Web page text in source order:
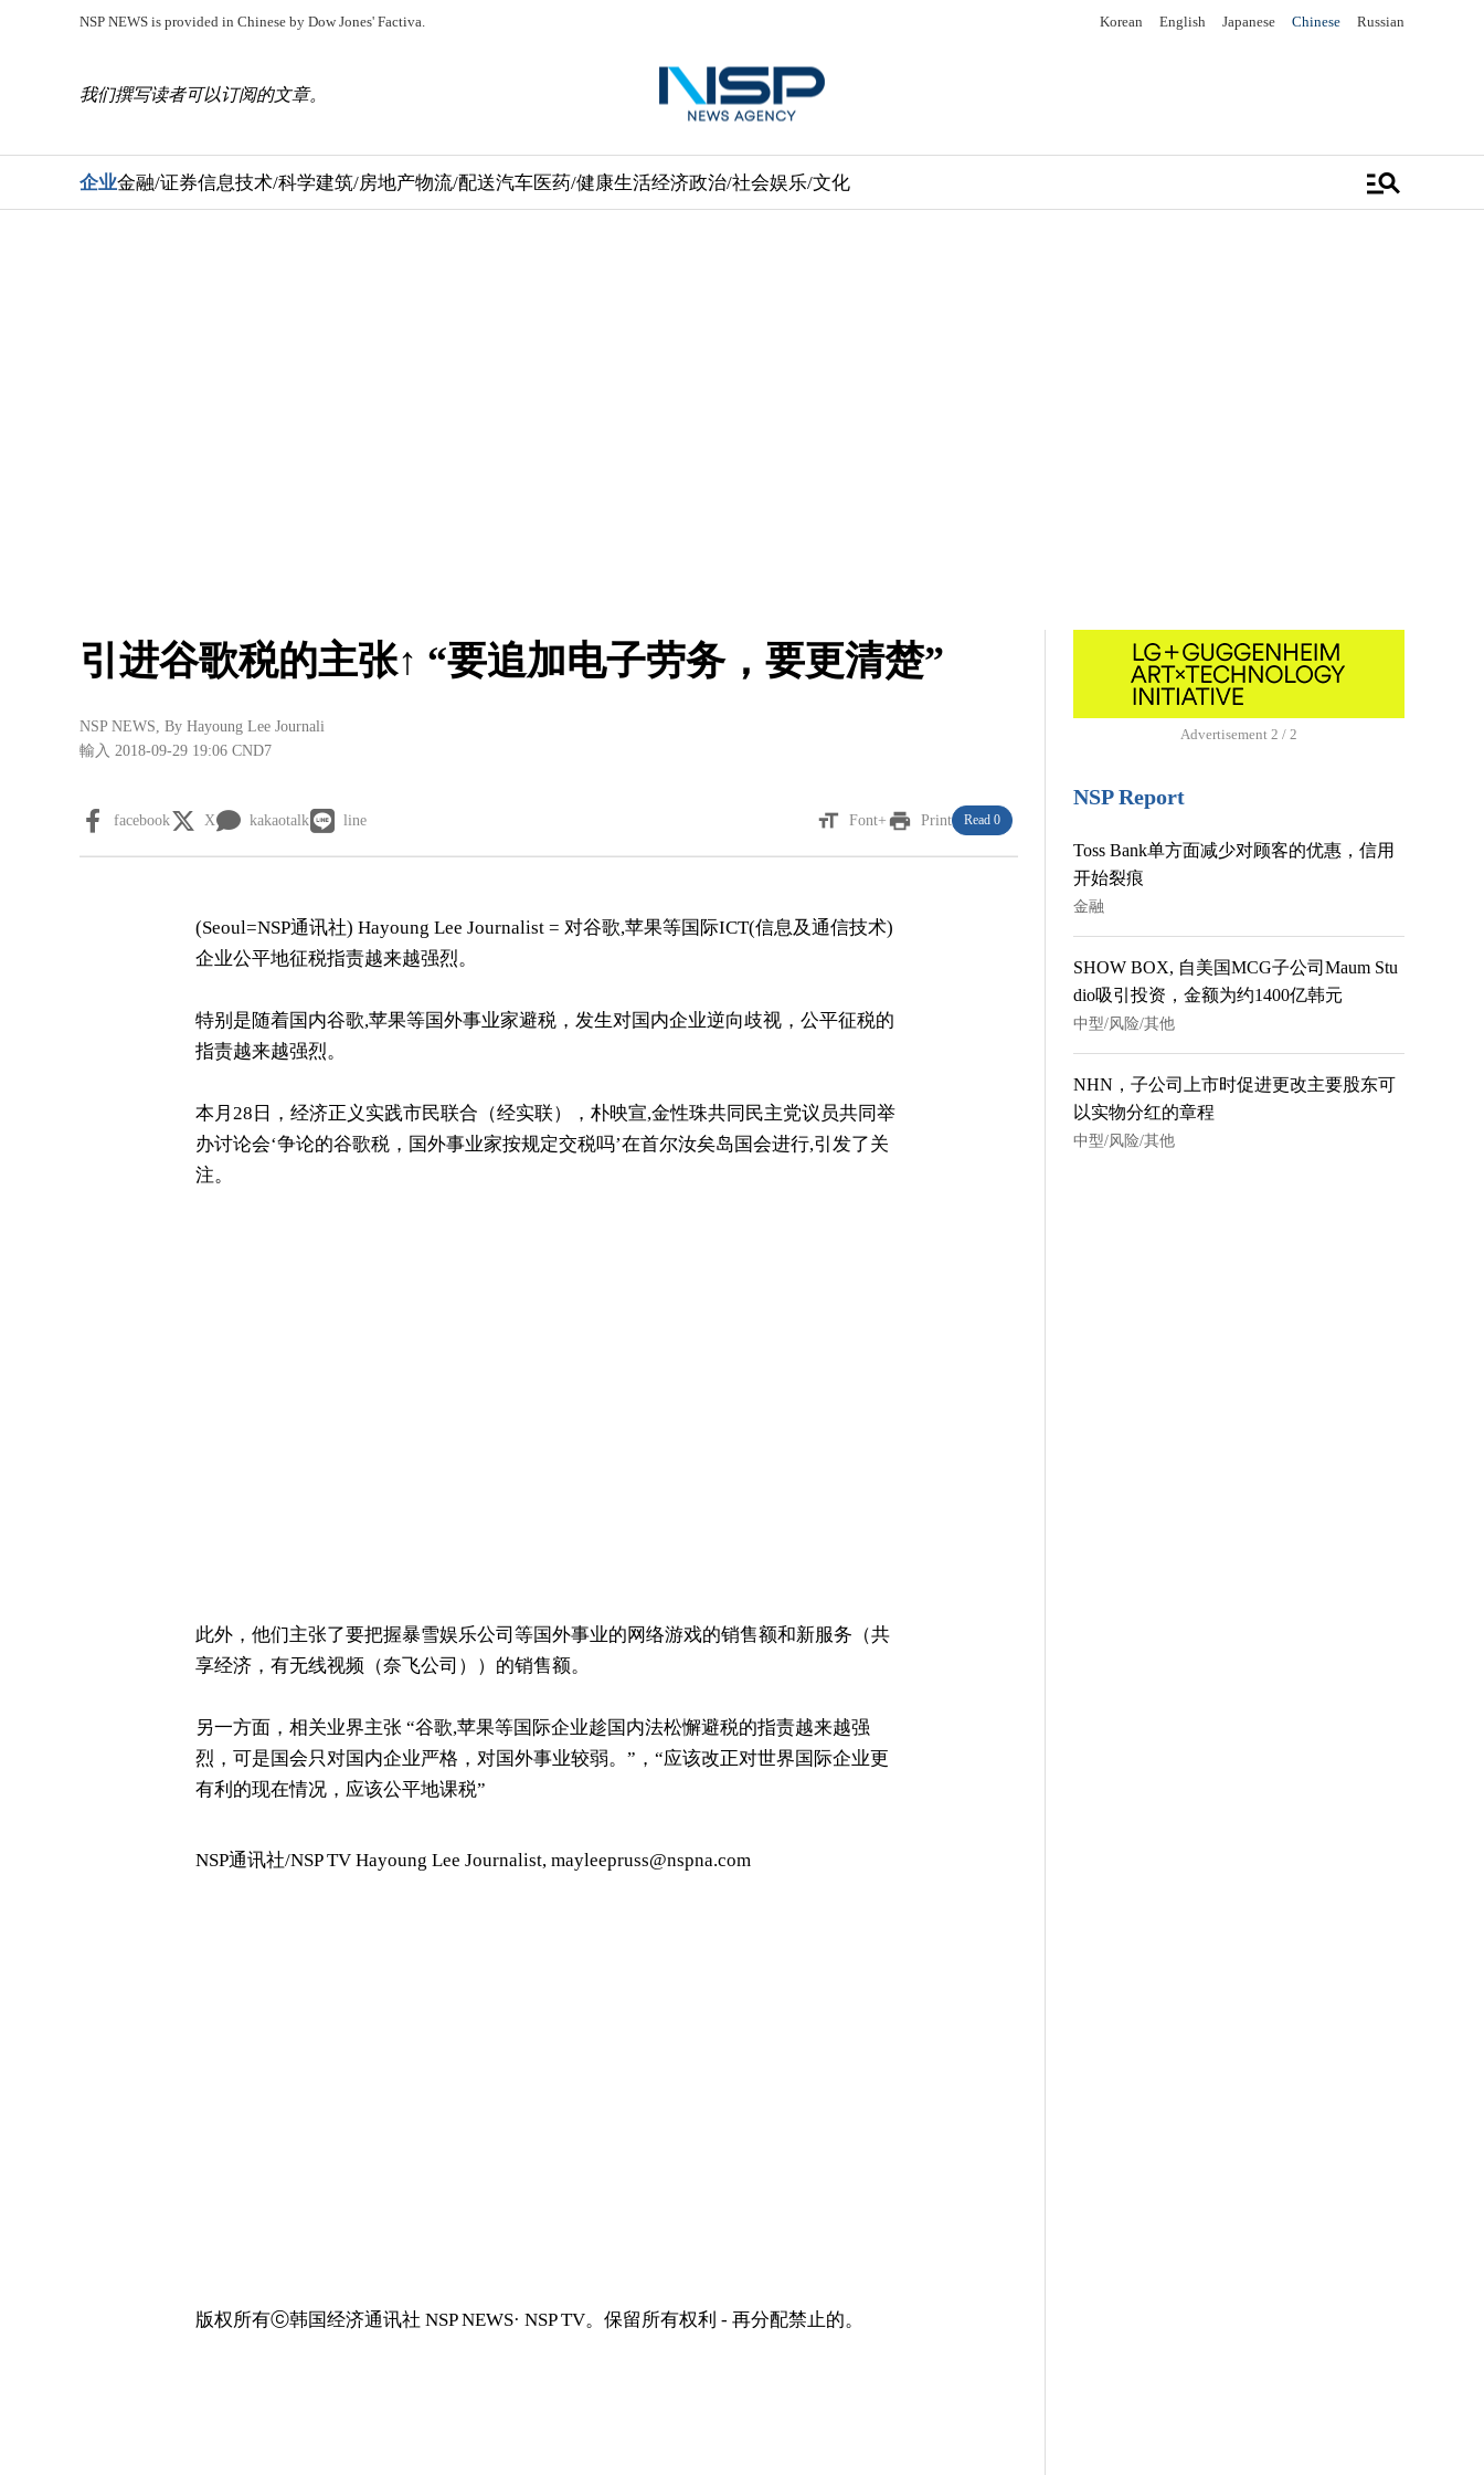
NSP NEWS is provided in Chinese by Dow Jones' Factiva. Korean English Japanese Chinese Russian
我们撰写读者可以订阅的文章。
企业金融/证券信息技术/科学建筑/房地产物流/配送汽车医药/健康生活经济政治/社会娱乐/文化 manage_search
引进谷歌税的主张↑ “要追加电子劳务，要更清楚”
NSP NEWS, By Hayoung Lee Journali
輸入 2018-09-29 19:06 CND7
facebook X kakaotalk line format_size Font+ print Print Read 0
(Seoul= NSP通讯社) Hayoung Lee Journalist = 对谷歌,苹果等国际ICT(信息及通信技术)
企业公平地征税指责越来越强烈。
特别是随着国内谷歌,苹果等国外事业家避税，发生对国内企业逆向歧视，公平征税的
指责越来越强烈。
本月28日，经济正义实践市民联合（经实联），朴映宣,金性珠共同民主党议员共同举
办讨论会‘争论的谷歌税，国外事业家按规定交税吗’在首尔汝矣岛国会进行,引发了关
注。
此外，他们主张了要把握暴雪娱乐公司等国外事业的网络游戏的销售额和新服务（共
享经济，有无线视频（奈飞公司））的销售额。
另一方面，相关业界主张 “谷歌,苹果等国际企业趁国内法松懈避税的指责越来越强
烈，可是国会只对国内企业严格，对国外事业较弱。”，“应该改正对世界国际企业更
有利的现在情况，应该公平地课税”
NSP通讯社/NSP TV Hayoung Lee Journalist, mayleepruss@nspna.com
版权所有ⓒ韩国经济通讯社 NSP NEWS· NSP TV。保留所有权利 - 再分配禁止的。
Advertisement 1 / 2
NSP Report
Toss Bank单方面减少对顾客的优惠，信用
开始裂痕
金融
SHOW BOX, 自美国MCG子公司Maum Stu
dio吸引投资，金额为约1400亿韩元
中型/风险/其他
NHN，子公司上市时促进更改主要股东可
以实物分红的章程
中型/风险/其他